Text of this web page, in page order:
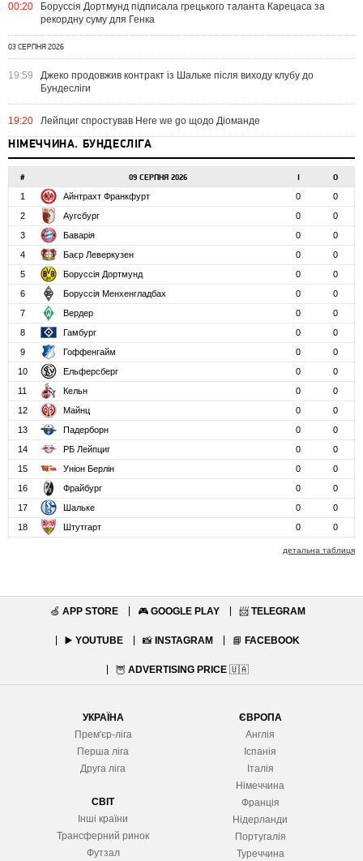
00:20
Боруссія Дортмунд підписала грецького таланта Карецаса за
рекордну суму для Генка
03 СЕРПНЯ 2026
19:59
Джеко продовжив контракт із Шальке після виходу клубу до
Бундесліги
19:20 Лейпциг спростував Here we go щодо Діоманде
НІМЕЧЧИНА. БУНДЕСЛІГА
# 09 СЕРПНЯ 2026 І О
1 Айнтрахт Франкфурт 0
0
2
Аугсбург 0
0
3
Баварія 0
0
4
Баєр Леверкузен 0
0
5
Боруссія Дортмунд 0
0
6
Боруссія Менхенгладбах 0
0
7
Вердер 0
0
8
Гамбург 0
0
9
Гоффенгайм 0
0
10
Ельферсберг 0
0
11
Кельн 0
0
12
Майнц 0
0
13
Падерборн 0
0
14
РБ Лейпциг 0
0
15
Уніон Берлін 0
0
16
Фрайбург 0
0
17
Шальке 0
0
18
Штутгарт 0 0
детальна таблиця
🍏 APP STORE 🎮 GOOGLE PLAY 📨 TELEGRAM
▶️ YOUTUBE 📸 INSTAGRAM 📘 FACEBOOK
🦉 ADVERTISING PRICE 🇺🇦
УКРАЇНА
Прем'єр-ліга
Перша ліга
Друга ліга
СВІТ
Інші країни
Трансферний ринок
Футзал
ЄВРОПА
Англія
Іспанія
Італія
Німеччина
Франція
Нідерланди
Португалія
Туреччина